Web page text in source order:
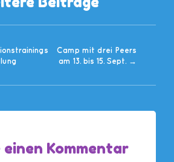
Camp mit drei Peers
am 13. bis 15. Sept. →
einen Kommentar